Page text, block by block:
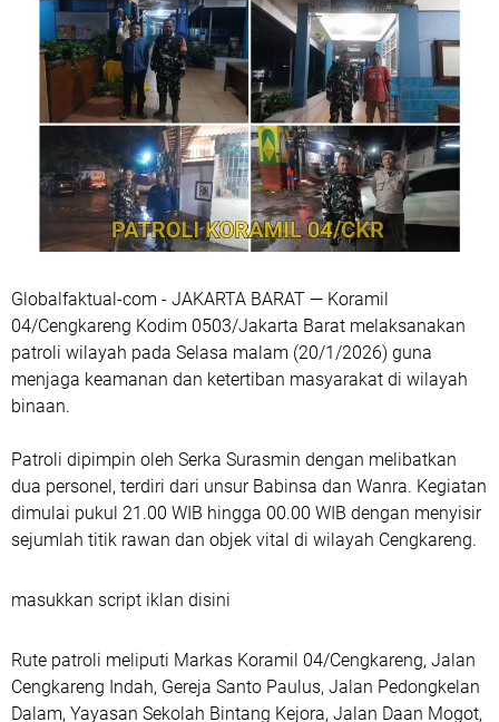
Globalfaktual-com - JAKARTA BARAT — Koramil
04/Cengkareng Kodim 0503/Jakarta Barat melaksanakan
patroli wilayah pada Selasa malam (20/1/2026) guna
menjaga keamanan dan ketertiban masyarakat di wilayah
binaan.
Patroli dipimpin oleh Serka Surasmin dengan melibatkan
dua personel, terdiri dari unsur Babinsa dan Wanra. Kegiatan
dimulai pukul 21.00 WIB hingga 00.00 WIB dengan menyisir
sejumlah titik rawan dan objek vital di wilayah Cengkareng.
masukkan script iklan disini
Rute patroli meliputi Markas Koramil 04/Cengkareng, Jalan
Cengkareng Indah, Gereja Santo Paulus, Jalan Pedongkelan
Dalam, Yayasan Sekolah Bintang Kejora, Jalan Daan Mogot,